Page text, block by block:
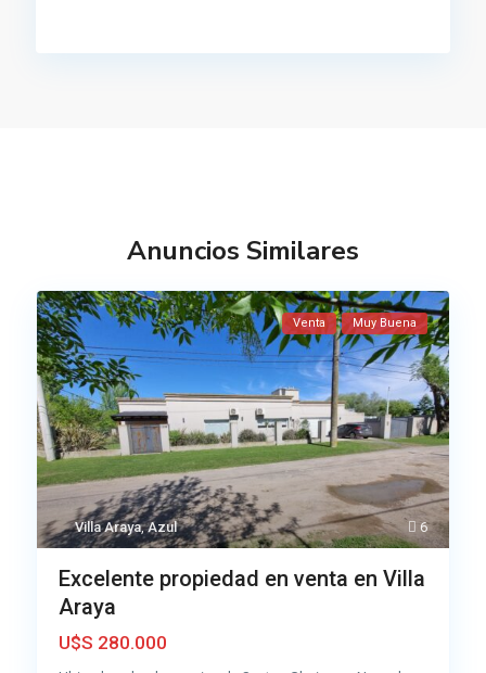
Anuncios Similares
6
Villa Araya,Azul
Venta Muy Buena
Excelente propiedad en venta en Villa
Araya
U$S 280.000